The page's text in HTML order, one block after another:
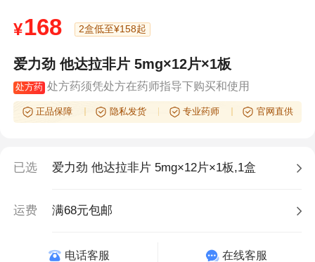
¥168 2盒低至¥158起
爱力劲 他达拉非片 5mg×12片×1板
处方药 处方药须凭处方在药师指导下购买和使用
正品保障 隐私发货 专业药师 官网直供
已选 爱力劲 他达拉非片 5mg×12片×1板,1盒
运费 满68元包邮
电话客服 在线客服